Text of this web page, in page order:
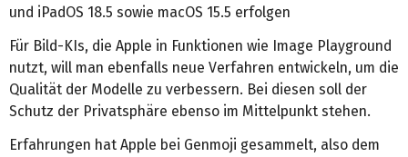
und iPadOS 18.5 sowie macOS 15.5 erfolgen
Für Bild-KIs, die Apple in Funktionen wie Image Playground
nutzt, will man ebenfalls neue Verfahren entwickeln, um die
Qualität der Modelle zu verbessern. Bei diesen soll der
Schutz der Privatsphäre ebenso im Mittelpunkt stehen.
Erfahrungen hat Apple bei Genmoji gesammelt, also dem